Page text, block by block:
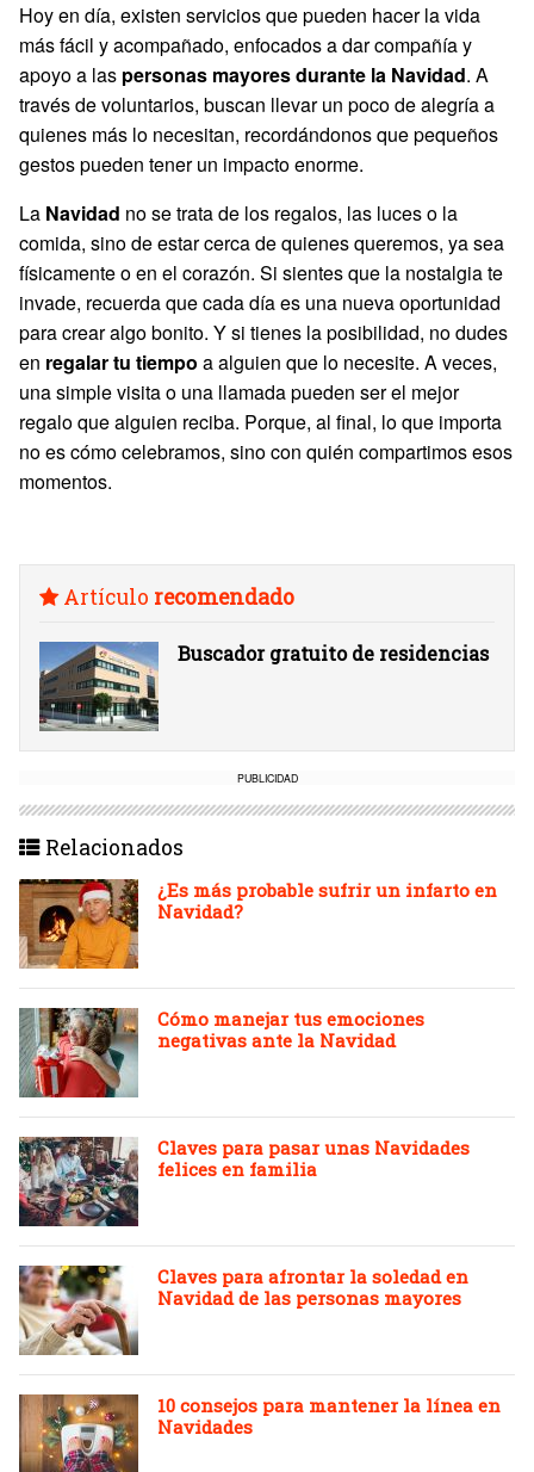
Hoy en día, existen servicios que pueden hacer la vida
más fácil y acompañado, enfocados a dar compañía y
apoyo a las personas mayores durante la Navidad. A
través de voluntarios, buscan llevar un poco de alegría a
quienes más lo necesitan, recordándonos que pequeños
gestos pueden tener un impacto enorme.
La Navidad no se trata de los regalos, las luces o la
comida, sino de estar cerca de quienes queremos, ya sea
físicamente o en el corazón. Si sientes que la nostalgia te
invade, recuerda que cada día es una nueva oportunidad
para crear algo bonito. Y si tienes la posibilidad, no dudes
en regalar tu tiempo a alguien que lo necesite. A veces,
una simple visita o una llamada pueden ser el mejor
regalo que alguien reciba. Porque, al final, lo que importa
no es cómo celebramos, sino con quién compartimos esos
momentos.
Artículo recomendado
Buscador gratuito de residencias
PUBLICIDAD
Relacionados
¿Es más probable sufrir un infarto en
Navidad?
Cómo manejar tus emociones
negativas ante la Navidad
Claves para pasar unas Navidades
felices en familia
Claves para afrontar la soledad en
Navidad de las personas mayores
10 consejos para mantener la línea en
Navidades